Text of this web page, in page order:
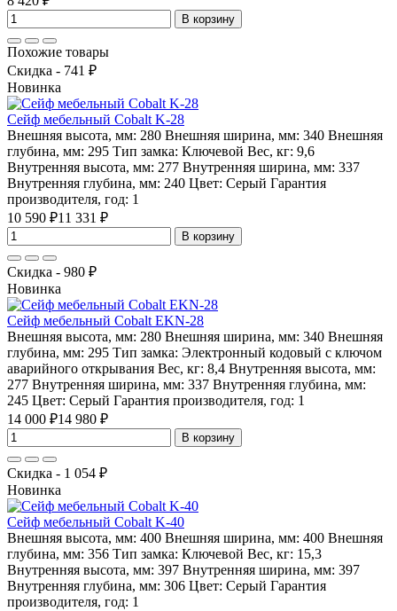
В корзину
Похожие товары
Скидка - 741 ₽
Новинка
Сейф мебельный Cobalt K-28
Внешняя высота, мм: 280 Внешняя ширина, мм: 340 Внешняя
глубина, мм: 295 Тип замка: Ключевой Вес, кг: 9,6
Внутренняя высота, мм: 277 Внутренняя ширина, мм: 337
Внутренняя глубина, мм: 240 Цвет: Серый Гарантия
производителя, год: 1
10 590 ₽11 331 ₽
В корзину
Скидка - 980 ₽
Новинка
Сейф мебельный Cobalt EKN-28
Внешняя высота, мм: 280 Внешняя ширина, мм: 340 Внешняя
глубина, мм: 295 Тип замка: Электронный кодовый с ключом
аварийного открывания Вес, кг: 8,4 Внутренняя высота, мм:
277 Внутренняя ширина, мм: 337 Внутренняя глубина, мм:
245 Цвет: Серый Гарантия производителя, год: 1
14 000 ₽14 980 ₽
В корзину
Скидка - 1 054 ₽
Новинка
Сейф мебельный Cobalt K-40
Внешняя высота, мм: 400 Внешняя ширина, мм: 400 Внешняя
глубина, мм: 356 Тип замка: Ключевой Вес, кг: 15,3
Внутренняя высота, мм: 397 Внутренняя ширина, мм: 397
Внутренняя глубина, мм: 306 Цвет: Серый Гарантия
производителя, год: 1